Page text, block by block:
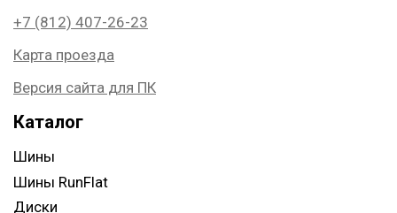
+7 (812) 407-26-23
Карта проезда
Версия сайта для ПК
Каталог
Шины
Шины RunFlat
Диски